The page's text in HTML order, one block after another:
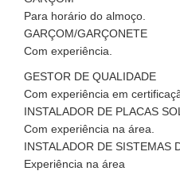
Para horário do almoço.
GARÇOM/GARÇONETE
Com experiência.
GESTOR DE QUALIDADE
Com experiência em
INSTALADOR DE PLACAS
Com experiência na área.
INSTALADOR DE SISTEMAS
Experiência na área